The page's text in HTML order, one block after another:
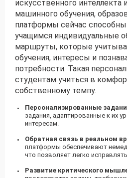
искусственного интеллекта
машинного обучения,
платформы сейчас способны
учащимся индивидуальные
маршруты, которые
обучения, интересы и
потребности. Такая
студентам учиться в
собственному темпу.
Персонализированные
задания, адаптированные к их
интересам.
Обратная связь в реальном
платформы обеспечивают
что позволяет легко
Развитие критического